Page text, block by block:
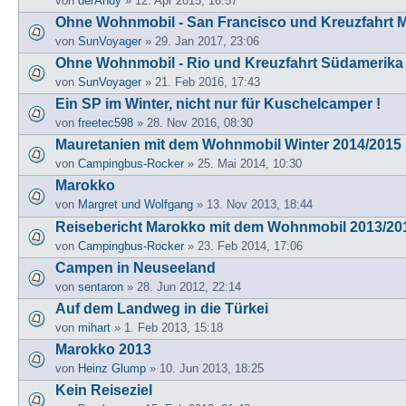
Ohne Wohnmobil - San Francisco und Kreuzfahrt
von SunVoyager » 29. Jan 2017, 23:06
Ohne Wohnmobil - Rio und Kreuzfahrt Südamerika
von SunVoyager » 21. Feb 2016, 17:43
Ein SP im Winter, nicht nur für Kuschelcamper !
von freetec598 » 28. Nov 2016, 08:30
Mauretanien mit dem Wohnmobil Winter 2014/2015
von Campingbus-Rocker » 25. Mai 2014, 10:30
Marokko
von Margret und Wolfgang » 13. Nov 2013, 18:44
Reisebericht Marokko mit dem Wohnmobil 2013/
von Campingbus-Rocker » 23. Feb 2014, 17:06
Campen in Neuseeland
von sentaron » 28. Jun 2012, 22:14
Auf dem Landweg in die Türkei
von mihart » 1. Feb 2013, 15:18
Marokko 2013
von Heinz Glump » 10. Jun 2013, 18:25
Kein Reiseziel